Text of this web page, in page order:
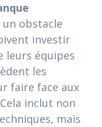
obstacle
investir
leurs équipes
les
faire face aux
inclut non
mais